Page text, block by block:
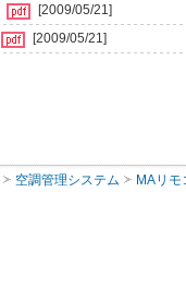
[2009/05/21]
[2009/05/21]
空調管理システム MAリモ